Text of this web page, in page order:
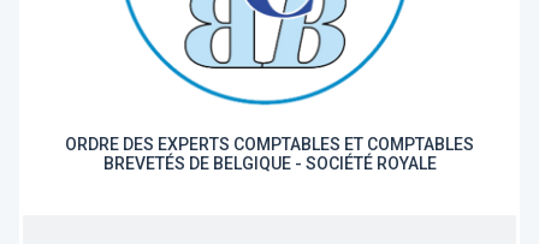
ORDRE DES EXPERTS COMPTABLES ET COMPTABLES
BREVETÉS DE BELGIQUE - SOCIÉTÉ ROYALE